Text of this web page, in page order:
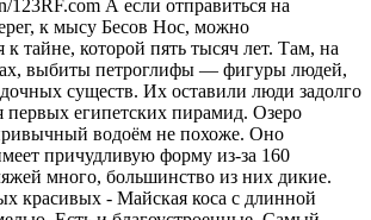
А если отправиться на
к мысу Бесов Нос, можно
к тайне, которой пять тысяч лет. Там, на
выбиты петроглифы — фигуры людей,
существ. Их оставили люди задолго
первых египетских пирамид. Озеро
водоём не похоже. Оно
причудливую форму из-за 160
много, большинство из них дикие.
красивых - Майская коса с длинной